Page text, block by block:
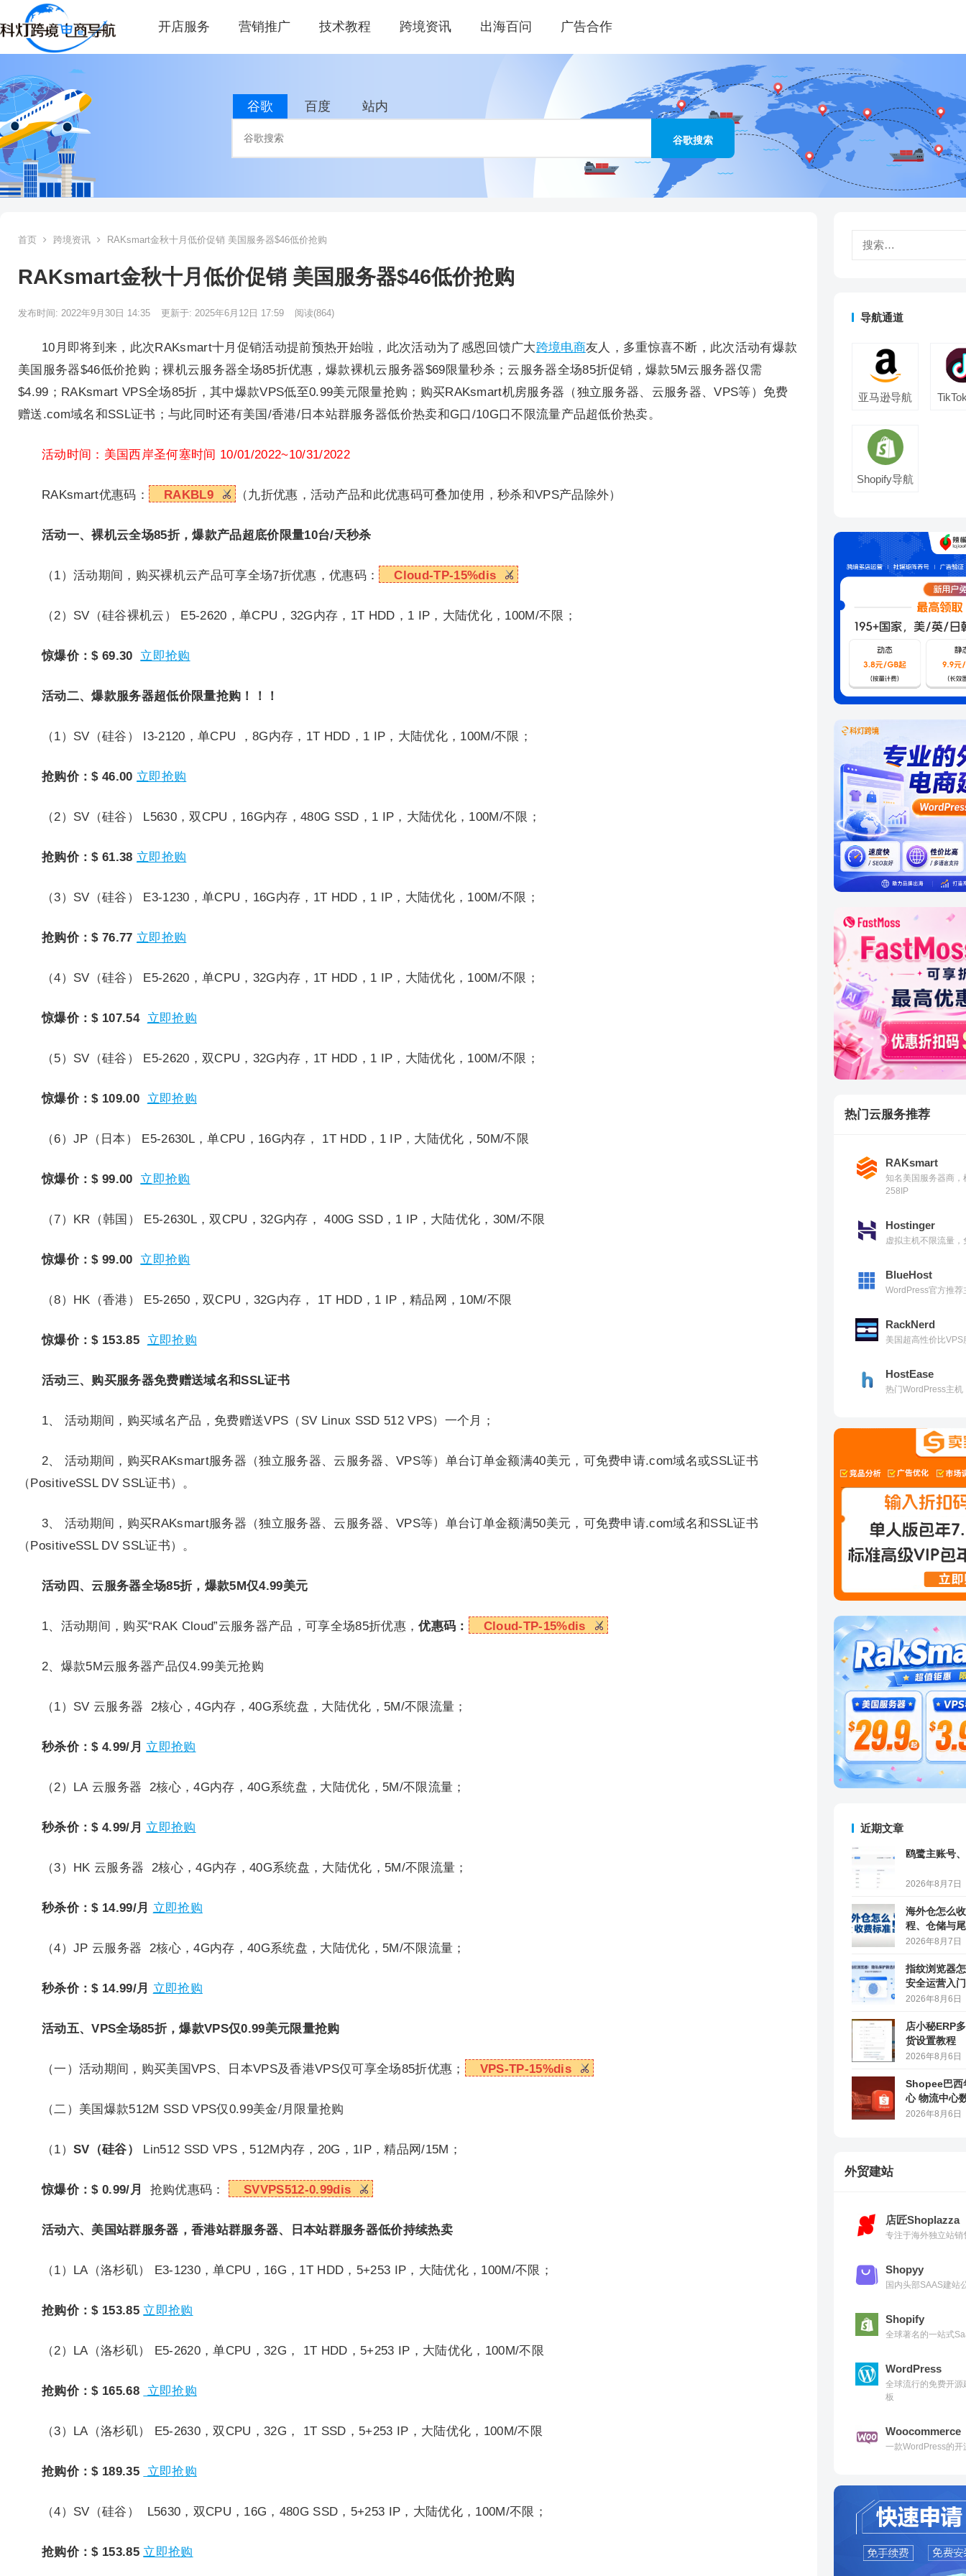
开店服务 营销推广 技术教程 跨境资讯 出海百问 广告合作
谷歌 百度 站内
首页 跨境资讯 RAKsmart金秋十月低价促销 美国服务器$46低价抢购
RAKsmart金秋十月低价促销 美国服务器$46低价抢购
发布时间: 2022年9月30日 14:35 更新于: 2025年6月12日 17:59 阅读(864)
10月即将到来，此次RAKsmart十月促销活动提前预热开始啦，此次活动为了感恩回馈广大跨境电商友人，多重惊喜不断，此次活动有爆款
美国服务器$46低价抢购；裸机云服务器全场85折优惠，爆款裸机云服务器$69限量秒杀；云服务器全场85折促销，爆款5M云服务器仅需
$4.99；RAKsmart VPS全场85折，其中爆款VPS低至0.99美元限量抢购；购买RAKsmart机房服务器（独立服务器、云服务器、VPS等）免费
赠送.com域名和SSL证书；与此同时还有美国/香港/日本站群服务器低价热卖和G口/10G口不限流量产品超低价热卖。
活动时间：美国西岸圣何塞时间 10/01/2022~10/31/2022
RAKsmart优惠码： RAKBL9 （九折优惠，活动产品和此优惠码可叠加使用，秒杀和VPS产品除外）
活动一、裸机云全场85折，爆款产品超底价限量10台/天秒杀
（1）活动期间，购买裸机云产品可享全场7折优惠，优惠码： Cloud-TP-15%dis
（2）SV（硅谷裸机云） E5-2620，单CPU，32G内存，1T HDD，1 IP，大陆优化，100M/不限；
惊爆价：$ 69.30 立即抢购
活动二、爆款服务器超低价限量抢购！！！
（1）SV（硅谷） I3-2120，单CPU ，8G内存，1T HDD，1 IP，大陆优化，100M/不限；
抢购价：$ 46.00 立即抢购
（2）SV（硅谷） L5630，双CPU，16G内存，480G SSD，1 IP，大陆优化，100M/不限；
抢购价：$ 61.38 立即抢购
（3）SV（硅谷） E3-1230，单CPU，16G内存，1T HDD，1 IP，大陆优化，100M/不限；
抢购价：$ 76.77 立即抢购
（4）SV（硅谷） E5-2620，单CPU，32G内存，1T HDD，1 IP，大陆优化，100M/不限；
惊爆价：$ 107.54 立即抢购
（5）SV（硅谷） E5-2620，双CPU，32G内存，1T HDD，1 IP，大陆优化，100M/不限；
惊爆价：$ 109.00 立即抢购
（6）JP（日本） E5-2630L，单CPU，16G内存， 1T HDD，1 IP，大陆优化，50M/不限
惊爆价：$ 99.00 立即抢购
（7）KR（韩国） E5-2630L，双CPU，32G内存， 400G SSD，1 IP，大陆优化，30M/不限
惊爆价：$ 99.00 立即抢购
（8）HK（香港） E5-2650，双CPU，32G内存， 1T HDD，1 IP，精品网，10M/不限
惊爆价：$ 153.85 立即抢购
活动三、购买服务器免费赠送域名和SSL证书
1、 活动期间，购买域名产品，免费赠送VPS（SV Linux SSD 512 VPS）一个月；
2、 活动期间，购买RAKsmart服务器（独立服务器、云服务器、VPS等）单台订单金额满40美元，可免费申请.com域名或SSL证书
（PositiveSSL DV SSL证书）。
3、 活动期间，购买RAKsmart服务器（独立服务器、云服务器、VPS等）单台订单金额满50美元，可免费申请.com域名和SSL证书
（PositiveSSL DV SSL证书）。
活动四、云服务器全场85折，爆款5M仅4.99美元
1、活动期间，购买“RAK Cloud”云服务器产品，可享全场85折优惠，优惠码： Cloud-TP-15%dis
2、爆款5M云服务器产品仅4.99美元抢购
（1）SV 云服务器 2核心，4G内存，40G系统盘，大陆优化，5M/不限流量；
秒杀价：$ 4.99/月 立即抢购
（2）LA 云服务器 2核心，4G内存，40G系统盘，大陆优化，5M/不限流量；
秒杀价：$ 4.99/月 立即抢购
（3）HK 云服务器 2核心，4G内存，40G系统盘，大陆优化，5M/不限流量；
秒杀价：$ 14.99/月 立即抢购
（4）JP 云服务器 2核心，4G内存，40G系统盘，大陆优化，5M/不限流量；
秒杀价：$ 14.99/月 立即抢购
活动五、VPS全场85折，爆款VPS仅0.99美元限量抢购
（一）活动期间，购买美国VPS、日本VPS及香港VPS仅可享全场85折优惠； VPS-TP-15%dis
（二）美国爆款512M SSD VPS仅0.99美金/月限量抢购
（1） SV （硅谷） Lin512 SSD VPS，512M内存，20G，1IP，精品网/15M；
惊爆价：$ 0.99/月 抢购优惠码： SVVPS512-0.99dis
活动六、美国站群服务器，香港站群服务器、日本站群服务器低价持续热卖
（1）LA（洛杉矶） E3-1230，单CPU，16G，1T HDD，5+253 IP，大陆优化，100M/不限；
抢购价：$ 153.85 立即抢购
（2）LA（洛杉矶） E5-2620，单CPU，32G， 1T HDD，5+253 IP，大陆优化，100M/不限
抢购价：$ 165.68 立即抢购
（3）LA（洛杉矶） E5-2630，双CPU，32G， 1T SSD，5+253 IP，大陆优化，100M/不限
抢购价：$ 189.35 立即抢购
（4）SV（硅谷） L5630，双CPU，16G，480G SSD，5+253 IP，大陆优化，100M/不限；
抢购价：$ 153.85 立即抢购
导航通道
亚马逊导航
Shopify导航
热门云服务推荐
RAKsmart
知名美国服务器商
258IP
Hostinger
虚拟主机不限流量
BlueHost
WordPress官方推
RackNerd
美国超高性价比VPS
HostEase
热门WordPress主
近期文章
鸥鹭主账号
2026年8月7日
海外仓怎么
程、仓储与
2026年8月7日
指纹浏览器
安全运营入
2026年8月6日
店小秘ERP
货设置教程
2026年8月6日
Shopee巴西
心 物流中心
2026年8月6日
外贸建站
店匠Shoplazza
专注于海外独立站
Shopyy
国内头部SAAS建站
Shopify
全球著名的一站式
WordPress
全球流行的免费开
板
Woocommerce
一款WordPress的开